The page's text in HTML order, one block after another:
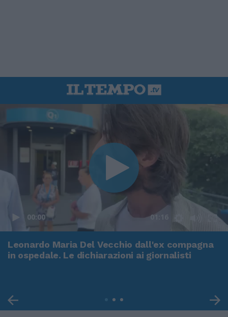
00:00 01:16
Leonardo Maria Del Vecchio dall'ex compagna
in ospedale. Le dichiarazioni ai giornalisti